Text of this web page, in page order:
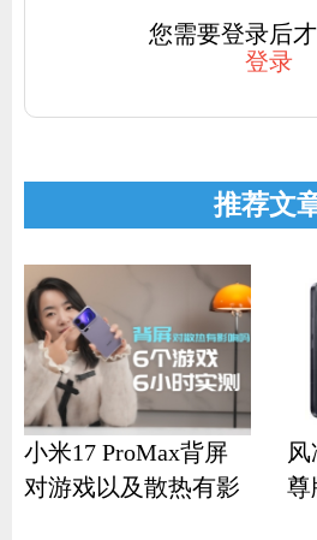
您需要登录后
登录
推荐文
小米17 ProMax背屏
对游戏以及散热有影
尊